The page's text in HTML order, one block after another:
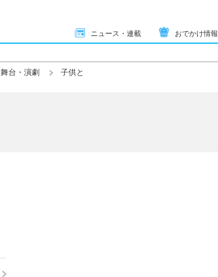
ニュース・連載 おでかけ情報
舞台・演劇 子供と